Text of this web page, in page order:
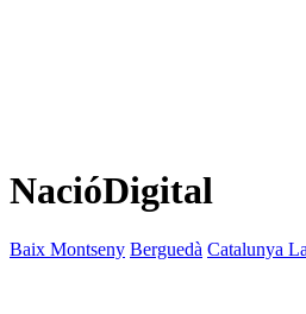
NacióDigital
Baix Montseny Berguedà Catalunya